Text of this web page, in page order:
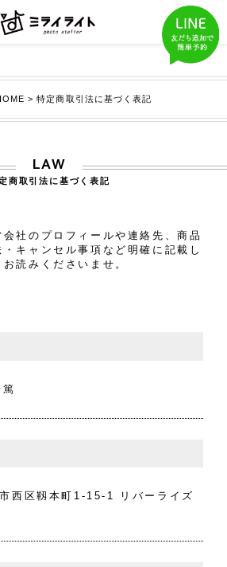
>特定商取引法に基づく表記
LAW
商取引法に基づく表記
会社のプロフィールや連絡先、商品
キャンセル事項など明確に記載し
読みくださいませ。
西区靱本町1-15-1 リバーライズ